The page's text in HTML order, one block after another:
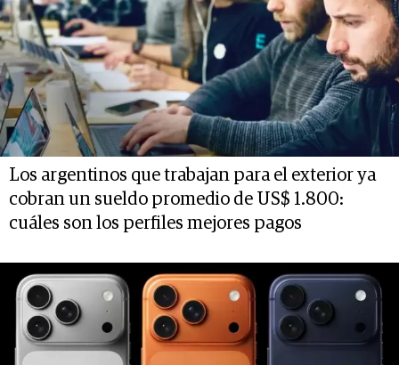
Los argentinos que trabajan para el exterior ya
cobran un sueldo promedio de US$ 1.800:
cuáles son los perfiles mejores pagos